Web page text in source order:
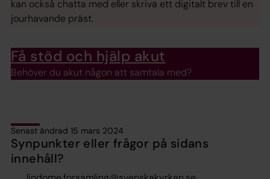
kan också chatta med eller skriva ett digitalt brev till en
jourhavande präst.
Få stöd och hjälp akut
Behöver du akut någon att samtala med?
Senast ändrad 15 mars 2024
Synpunkter eller frågor på sidans
innehåll?